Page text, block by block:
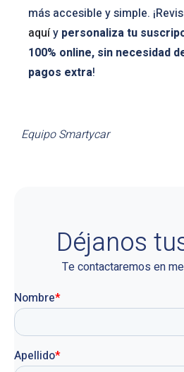
más accesible y simple.
aquíy personaliza tu
100% online, sin necesidad
pagos extra!
Equipo Smartycar
Déjanos
Te contactaremos en